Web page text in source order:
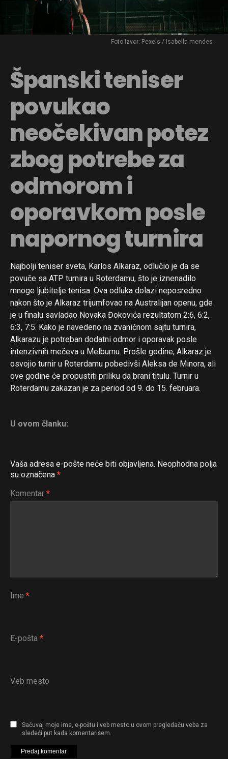
Foto Izvor: Pexels / Isabella mendes
Španski teniser
povukao
neočekivan potez
zbog potrebe za
odmorom i
oporavkom posle
napornog turnira
Najbolji teniser sveta, Karlos Alkaraz, odlučio je da se
povuče sa ATP turnira u Roterdamu, što je iznenadilo
mnoge ljubitelje tenisa. Ova odluka dolazi neposredno
nakon što je Alkaraz trijumfovao na Australijan openu, gde
je u finalu savladao Novaka Đokovića rezultatom 2:6, 6:2,
6:3, 7:5. Kako je navedeno na zvaničnom sajtu turnira,
Alkarazu je potreban dodatni odmor i oporavak posle
intenzivnih mečeva u Melburnu. Prošle godine, Alkaraz je
osvojio turnir u Roterdamu pobedivši Aleksa de Minora, ali
ove godine će propustiti priliku da brani titulu. Turnir u
Roterdamu zakazan je za period od 9. do 15. februara.
U ovom članku:
Vaša adresa e-pošte neće biti objavljena. Neophodna polja
su označena *
Komentar *
Ime *
E-pošta *
Veb mesto
Sačuvaj moje ime, e-poštu i veb mesto u ovom pregledaču veba za
sledeći put kada komentarišem.